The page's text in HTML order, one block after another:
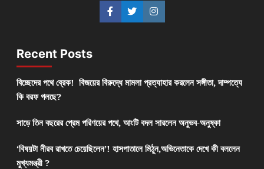
Recent Posts
বিচ্ছেদের পথে ব্রেক! বিজয়ের বিরুদ্ধে মামলা প্রত্যাহার করলেন সঙ্গীতা, দাম্পত্যে
কি বরফ গলছে?
সাড়ে তিন বছরের প্রেম পরিণয়ের পথে, আংটি বদল সারলেন অনুভব-অনুষ্কা
‘বিষয়টা নীরব রাখতে চেয়েছিলেন’! হাসপাতালে মিঠুন,অভিনেতাকে দেখে কী বললেন
মুখ্যমন্ত্রী ?